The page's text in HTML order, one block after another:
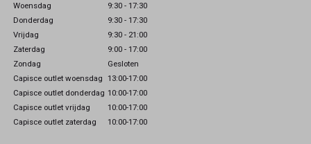
Woensdag
9:30 - 17:30
Donderdag
9:30 - 17:30
Vrijdag
9:30 - 21:00
Zaterdag
9:00 - 17:00
Zondag
Gesloten
Capisce outlet woensdag 13:00-17:00
Capisce outlet donderdag 10:00-17:00
Capisce outlet vrijdag
10:00-17:00
Capisce outlet zaterdag
10:00-17:00